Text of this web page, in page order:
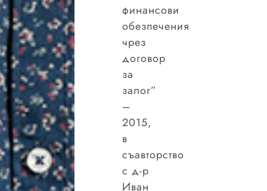
финансови
обезпечения
чрез
договор
за
залог”
–
2015,
в
съавторство
с д-р
Иван